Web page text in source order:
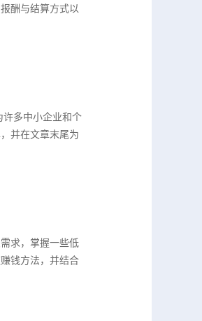
酬与结算方式以
多中小企业和个
并在文章末尾为
求，掌握一些低
钱方法，并结合